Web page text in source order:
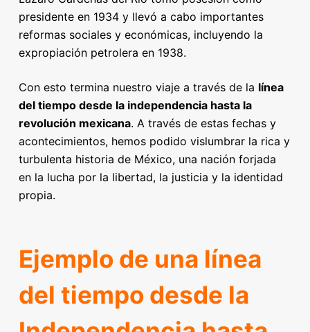
presidente en 1934 y llevó a cabo importantes
reformas sociales y económicas, incluyendo la
expropiación petrolera en 1938.
Con esto termina nuestro viaje a través de la línea
del tiempo desde la independencia hasta la
revolución mexicana. A través de estas fechas y
acontecimientos, hemos podido vislumbrar la rica y
turbulenta historia de México, una nación forjada
en la lucha por la libertad, la justicia y la identidad
propia.
Ejemplo de una línea
del tiempo desde la